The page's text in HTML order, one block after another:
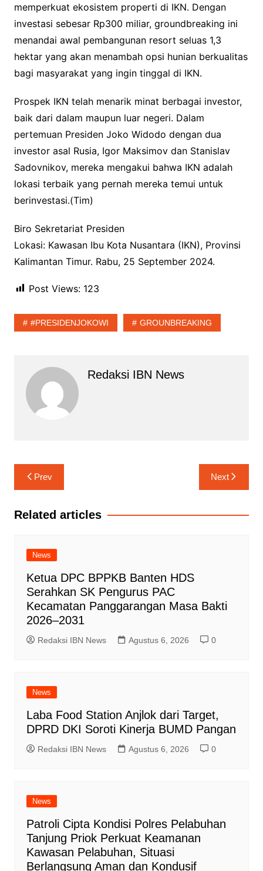
b
o
o
k
t
e
r
s
A
p
p
L
i
n
k
memperkuat ekosistem properti di IKN. Dengan
investasi sebesar Rp300 miliar, groundbreaking ini
menandai awal pembangunan resort seluas 1,3
hektar yang akan menambah opsi hunian berkualitas
bagi masyarakat yang ingin tinggal di IKN.
Prospek IKN telah menarik minat berbagai investor,
baik dari dalam maupun luar negeri. Dalam
pertemuan Presiden Joko Widodo dengan dua
investor asal Rusia, Igor Maksimov dan Stanislav
Sadovnikov, mereka mengakui bahwa IKN adalah
lokasi terbaik yang pernah mereka temui untuk
berinvestasi.(Tim)
Biro Sekretariat Presiden
Lokasi: Kawasan Ibu Kota Nusantara (IKN), Provinsi
Kalimantan Timur. Rabu, 25 September 2024.
Post Views: 123
#PRESIDENJOKOWI GROUNBREAKING
Redaksi IBN News
Navigasi
pos
Prev Next
Related articles
News
Ketua DPC BPPKB Banten HDS
Serahkan SK Pengurus PAC
Kecamatan Panggarangan Masa Bakti
2026–2031
Redaksi IBN News Agustus 6, 2026 0
News
Laba Food Station Anjlok dari Target,
DPRD DKI Soroti Kinerja BUMD Pangan
Redaksi IBN News Agustus 6, 2026 0
News
Patroli Cipta Kondisi Polres Pelabuhan
Tanjung Priok Perkuat Keamanan
Kawasan Pelabuhan, Situasi
Berlangsung Aman dan Kondusif